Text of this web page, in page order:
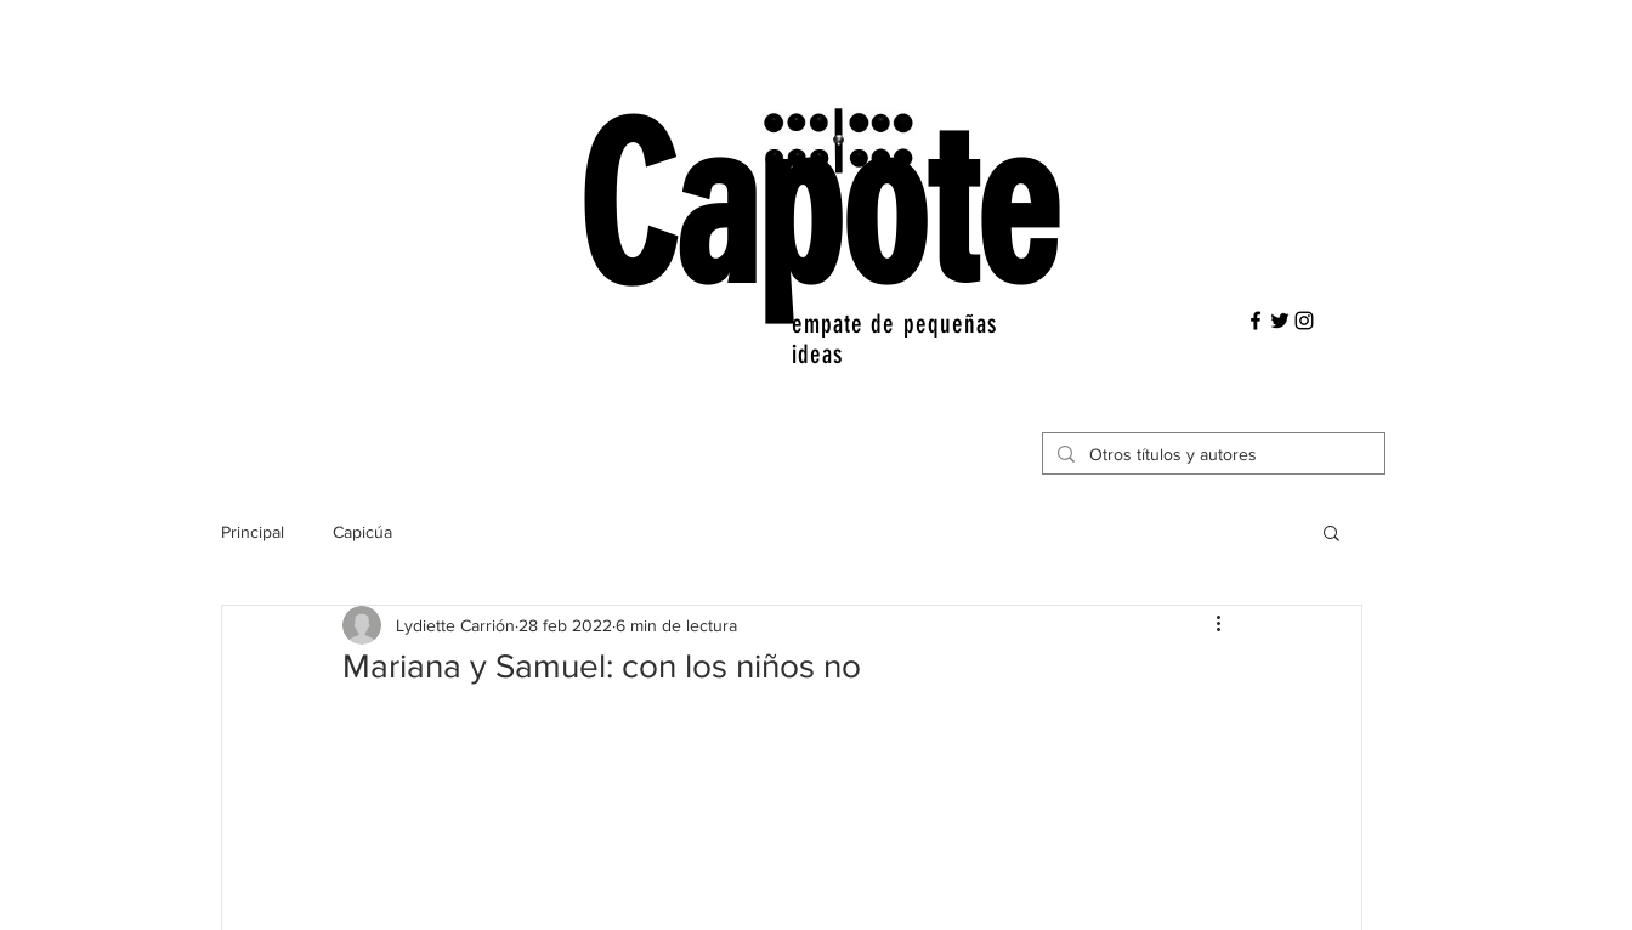
Capote
empate de pequeñas
ideas
Principal Capicúa
Mariana y Samuel: con los niños no
Lydiette Carrión 28 feb 2022 6 min de lectura